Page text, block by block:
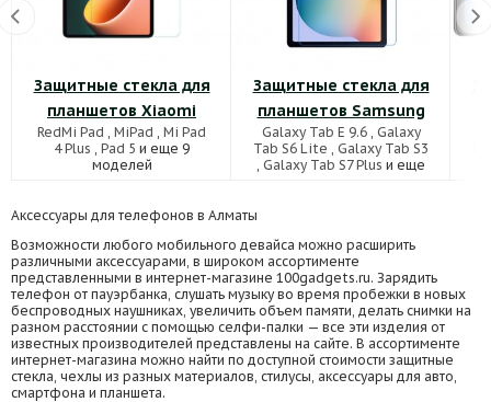
Защитные стекла для
планшетов Xiaomi
RedMi Pad , MiPad , Mi Pad
4 Plus , Pad 5 и еще 9
моделей
Защитные стекла для
планшетов Samsung
Galaxy Tab E 9.6, Galaxy
Tab S6 Lite , Galaxy Tab S3
, Galaxy Tab S7 Plus и еще
Аксессуары для телефонов в Алматы
Возможности любого мобильного девайса можно расширить
различными аксессуарами, в широком ассортименте
представленными в интернет-магазине 100gadgets.ru. Зарядить
телефон от пауэрбанка, слушать музыку во время пробежки в новых
беспроводных наушниках, увеличить объем памяти, делать снимки на
разном расстоянии с помощью селфи-палки — все эти изделия от
известных производителей представлены на сайте. В ассортименте
интернет-магазина можно найти по доступной стоимости защитные
стекла, чехлы из разных материалов, стилусы, аксессуары для авто,
смартфона и планшета.